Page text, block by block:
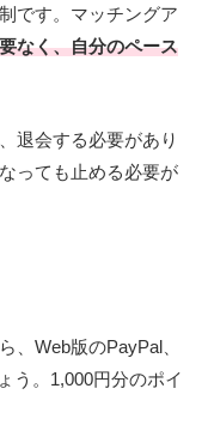
です。マッチングア
なく、自分のペース
退会する必要があり
っても止める必要が
、Web版のPayPal、
う。1,000円分のポイ